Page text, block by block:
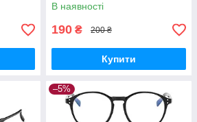
В наявності
190 ₴ 200 ₴
Купити
–5%